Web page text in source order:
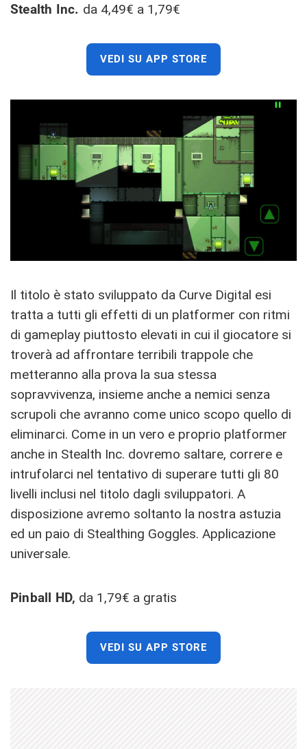
Stealth Inc. da 4,49€ a 1,79€
VEDI SU APP STORE
Il titolo è stato sviluppato da Curve Digital esi
tratta a tutti gli effetti di un platformer con ritmi
di gameplay piuttosto elevati in cui il giocatore si
troverà ad affrontare terribili trappole che
metteranno alla prova la sua stessa
sopravvivenza, insieme anche a nemici senza
scrupoli che avranno come unico scopo quello di
eliminarci. Come in un vero e proprio platformer
anche in Stealth Inc. dovremo saltare, correre e
intrufolarci nel tentativo di superare tutti gli 80
livelli inclusi nel titolo dagli sviluppatori. A
disposizione avremo soltanto la nostra astuzia
ed un paio di Stealthing Goggles. Applicazione
universale.
Pinball HD, da 1,79€ a gratis
VEDI SU APP STORE